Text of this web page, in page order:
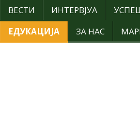
ВЕСТИ ИНТЕРВЈУА
ЕДУКАЦИЈА
ЗА НАС